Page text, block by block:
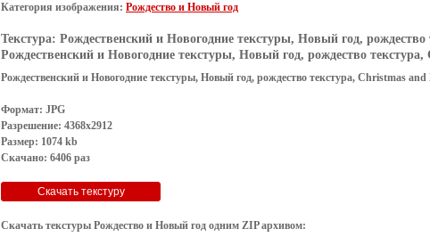
Категория изображения: Рождество и Новый год
Текстура: Рождественский и Новогодние текстуры, Новый год,
Рождественский и Новогодние текстуры, Новый год, рождество
Рождественский и Новогодние текстуры, Новый год, рождество текстура, Christmas
Формат: JPG
Разрешение: 4368x2912
Размер: 1074 kb
Скачано: 6406 раз
Скачать текстуры Рождество и Новый год одним ZIP архивом: